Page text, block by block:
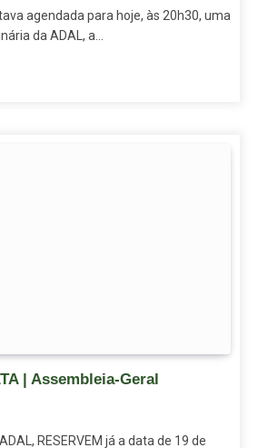
agendada para hoje, às 20h30, uma
da ADAL, a…
| Assembleia-Geral
RESERVEM já a data de 19 de